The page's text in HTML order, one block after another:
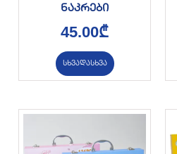
ნაკრები
45.00₾
სხვადასხვა